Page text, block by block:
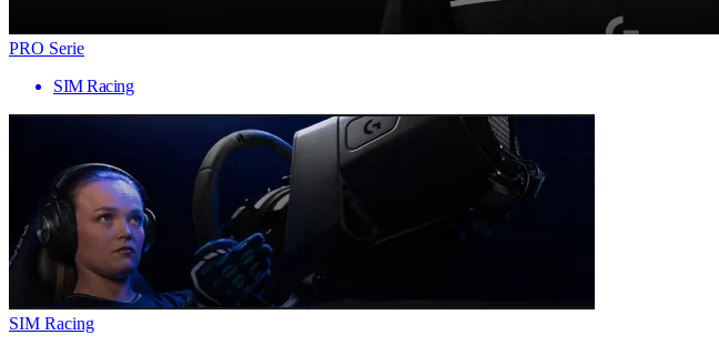
PRO Serie
SIM Racing
SIM Racing